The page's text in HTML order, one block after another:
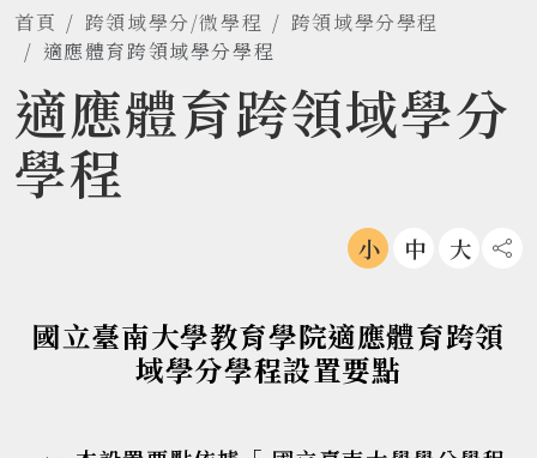
首頁 跨領域學分/微學程
跨領域學分學程
適應體育跨領域學分學程
適應體育跨領域學分
學程
小 中 大 社
國立臺南大學教育學院適應體育跨領
域學分學程設置要點